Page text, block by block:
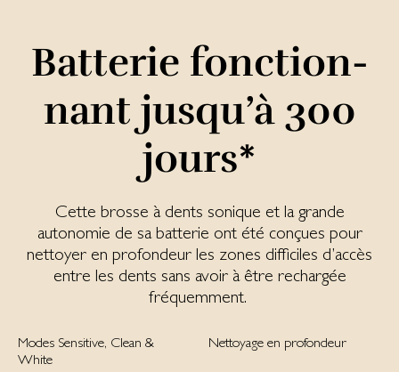
Bat­te­rie fonc­tion­
nant jusqu’à 300
jours*
Cette brosse à dents sonique et la grande
autonomie de sa batterie ont été conçues pour
nettoyer en profondeur les zones difficiles d’accès
entre les dents sans avoir à être rechargée
fréquemment.
Modes Sensitive, Clean &
White
Nettoyage en profondeur